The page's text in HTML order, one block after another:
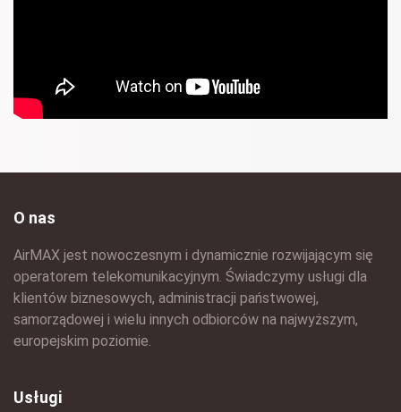
O nas
AirMAX jest nowoczesnym i dynamicznie rozwijającym się
operatorem telekomunikacyjnym. Świadczymy usługi dla
klientów biznesowych, administracji państwowej,
samorządowej i wielu innych odbiorców na najwyższym,
europejskim poziomie.
Usługi